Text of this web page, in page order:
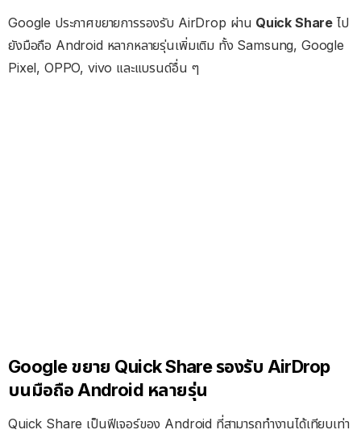
Google ประกาศขยายการรองรับ AirDrop ผ่าน Quick Share ไป
ยังมือถือ Android หลากหลายรุ่นเพิ่มเติม ทั้ง Samsung, Google
Pixel, OPPO, vivo และแบรนด์อื่น ๆ
Google ขยาย Quick Share รองรับ AirDrop
บนมือถือ Android หลายรุ่น
Quick Share เป็นฟีเจอร์ของ Android ที่สามารถทำงานได้เทียบเท่า